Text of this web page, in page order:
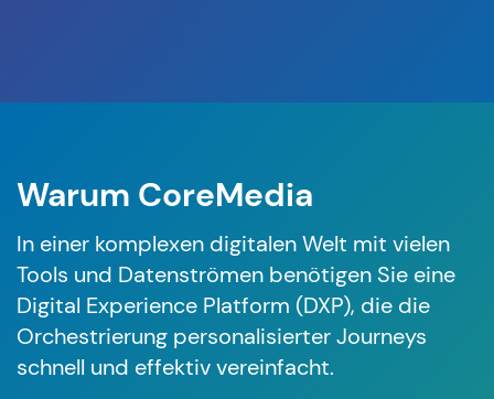
Warum CoreMedia
In einer komplexen digitalen Welt mit vielen
Tools und Datenströmen benötigen Sie eine
Digital Experience Platform (DXP), die die
Orchestrierung personalisierter Journeys
schnell und effektiv vereinfacht.